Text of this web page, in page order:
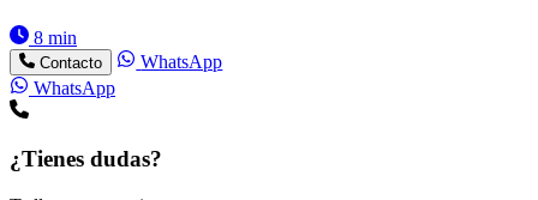
8 min
Contacto
WhatsApp
WhatsApp
¿Tienes dudas?